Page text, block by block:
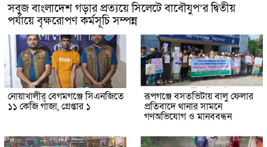
সবুজ বাংলাদেশ গড়ার প্রত্যয়ে সিলেটে বাবৌযুপ’র দ্বিতীয়
পর্যায়ে বৃক্ষরোপণ কর্মসূচি সম্পন্ন
নোয়াখালীর বেগমগঞ্জে সিএনজিতে
১১ কেজি গাঁজা, গ্রেপ্তার ১
রূপগঞ্জে বসতভিটায় বালু ফেলার
প্রতিবাদে থানার সামনে
গণঅভিযোগ ও মানববন্ধন